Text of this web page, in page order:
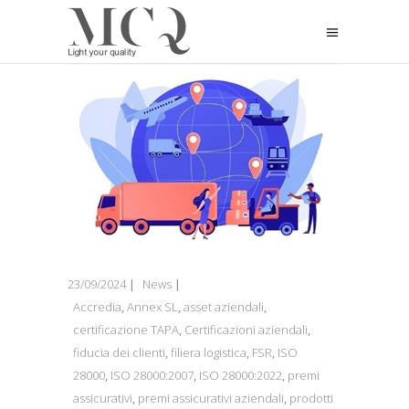
23/09/2024
News
Accredia,Annex SL,asset aziendali,
certificazione TAPA, Certificazioni aziendali,
fiducia dei clienti,filiera logistica, FSR, ISO
28000, ISO 28000:2007, ISO 28000:2022, premi
assicurativi, premi assicurativi aziendali, prodotti